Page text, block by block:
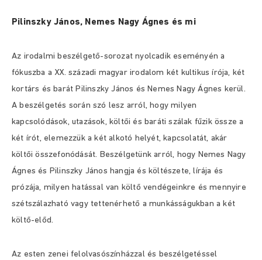
Pilinszky János, Nemes Nagy Ágnes és mi
Az irodalmi beszélgető-sorozat nyolcadik eseményén a
fókuszba a XX. századi magyar irodalom két kultikus írója, két
kortárs és barát Pilinszky János és Nemes Nagy Ágnes kerül.
A beszélgetés során szó lesz arról, hogy milyen
kapcsolódások, utazások, költői és baráti szálak fűzik össze a
két írót, elemezzük a két alkotó helyét, kapcsolatát, akár
költői összefonódását. Beszélgetünk arról, hogy Nemes Nagy
Ágnes és Pilinszky János hangja és költészete, lírája és
prózája, milyen hatással van költő vendégeinkre és mennyire
szétszálazható vagy tettenérhető a munkásságukban a két
költő-előd.
Az esten zenei felolvasószínházzal és beszélgetéssel